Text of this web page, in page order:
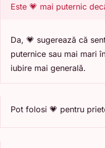
Este 💗 mai puternic
Da, 💗 sugerează că
puternice sau mai mari
iubire mai generală.
Pot folosi 💗 pentru